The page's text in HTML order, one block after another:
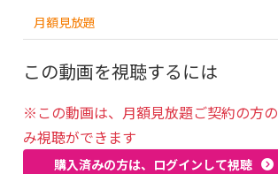
月額見放題
この動画を視聴するには
※この動画は、月額見放題ご契約の方の
み視聴ができます
購入済みの方は、ログインして視聴